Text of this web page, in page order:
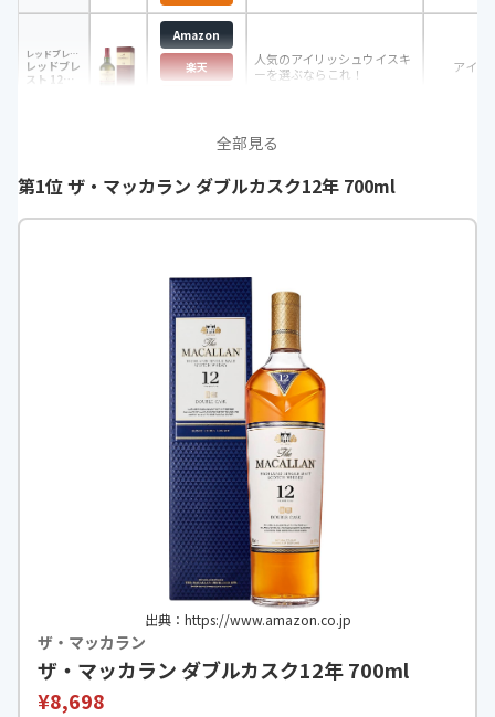
レッドブレスト
レッドブレ
スト 12年
Amazon
楽天
人気のアイリッシュウイスキ
ーを選ぶならこれ！
アイル
全部見る
第1位 ザ・マッカラン ダブルカスク12年 700ml
出典：https://www.amazon.co.jp
ザ・マッカラン
ザ・マッカラン ダブルカスク12年 700ml
¥8,698